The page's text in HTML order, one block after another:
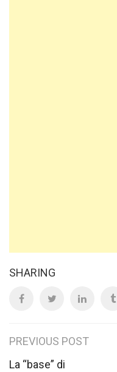
SHARING
Post
PREVIOUS POST
La “base” di